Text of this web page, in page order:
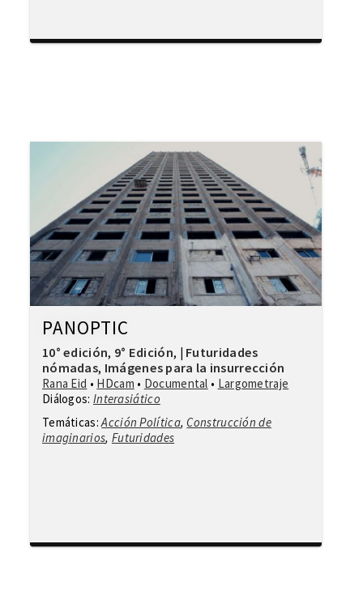
PANOPTIC
10° edición, 9° Edición, | Futuridades
nómadas, Imágenes para la insurrección
Rana Eid • HDcam • Documental • Largometraje
Diálogos: Interasiático
Temáticas: Acción Política,Construcción de
imaginarios, Futuridades